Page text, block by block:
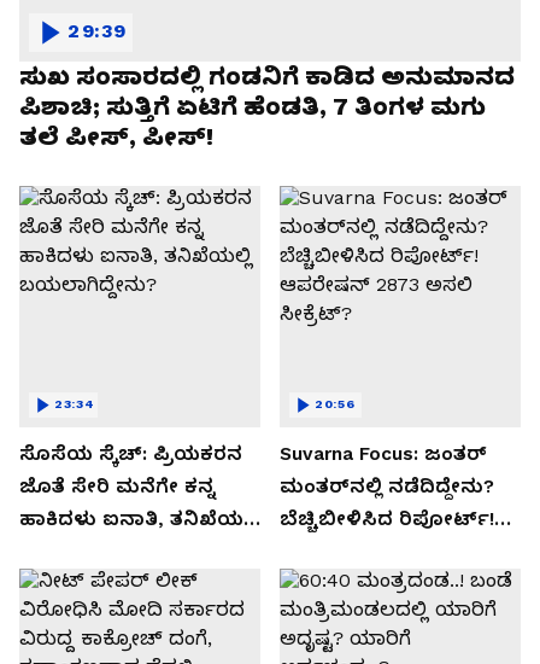
ಸುಖ ಸಂಸಾರದಲ್ಲಿ ಗಂಡನಿಗೆ ಕಾಡಿದ ಅನುಮಾನದ
ಪಿಶಾಚಿ; ಸುತ್ತಿಗೆ ಏಟಿಗೆ ಹೆಂಡತಿ, 7 ತಿಂಗಳ ಮಗು
ತಲೆ ಪೀಸ್, ಪೀಸ್!
29:39
ಸೊಸೆಯ ಸ್ಕೆಚ್: ಪ್ರಿಯಕರನ
ಜೊತೆ ಸೇರಿ ಮನೆಗೇ ಕನ್ನ
ಹಾಕಿದಳು ಐನಾತಿ, ತನಿಖೆಯಲ್ಲಿ
23:34
Suvarna Focus: ಜಂತರ್
ಮಂತರ್‌ನಲ್ಲಿ ನಡೆದಿದ್ದೇನು?
ಬೆಚ್ಚಿಬೀಳಿಸಿದ ರಿಪೋರ್ಟ್!
ಸೀಕ್ರೆಟ್?
20:56